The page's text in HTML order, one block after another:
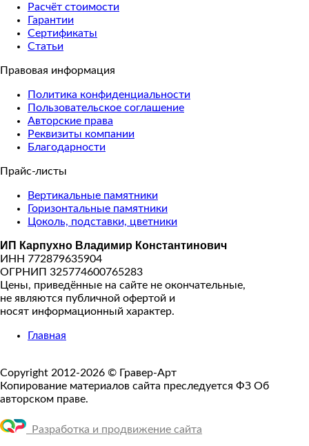
Расчёт стоимости
Гарантии
Сертификаты
Статьи
Правовая информация
Политика конфиденциальности
Пользовательское соглашение
Авторские права
Реквизиты компании
Благодарности
Прайс-листы
Вертикальные памятники
Горизонтальные памятники
Цоколь, подставки, цветники
ИП Карпухно Владимир Константинович
ИНН 772879635904
ОГРНИП 325774600765283
Цены, приведённые на сайте не окончательные,
не являются публичной офертой и
носят информационный характер.
Главная
Copyright 2012-2026 © Гравер-Арт
Копирование материалов сайта преследуется ФЗ Об
авторском праве.
Разработка и продвижение сайта